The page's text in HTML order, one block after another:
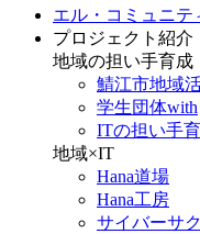
エル・コミュニテ
プロジェクト紹介
地域の担い手育成
鯖江市地域
学生団体with
ITの担い手
地域×IT
Hana道場
Hana工房
サイバーサ